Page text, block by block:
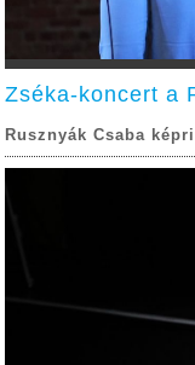
Zséka-koncert a
Rusznyák Csaba